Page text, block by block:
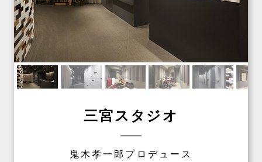
三宮スタジオ
鬼木孝一郎プロデュース